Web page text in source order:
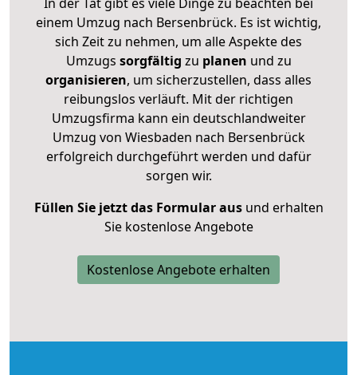
einem Umzug nach Bersenbrück. Es ist wichtig,
sich Zeit zu nehmen, um alle Aspekte des
Umzugs sorgfältig zu planen und zu
organisieren, um sicherzustellen, dass alles
reibungslos verläuft. Mit der richtigen
Umzugsfirma kann ein deutschlandweiter
Umzug von Wiesbaden nach Bersenbrück
erfolgreich durchgeführt werden und dafür
sorgen wir.
Füllen Sie jetzt das Formular ausund erhalten
Sie kostenlose Angebote
Kostenlose Angebote erhalten